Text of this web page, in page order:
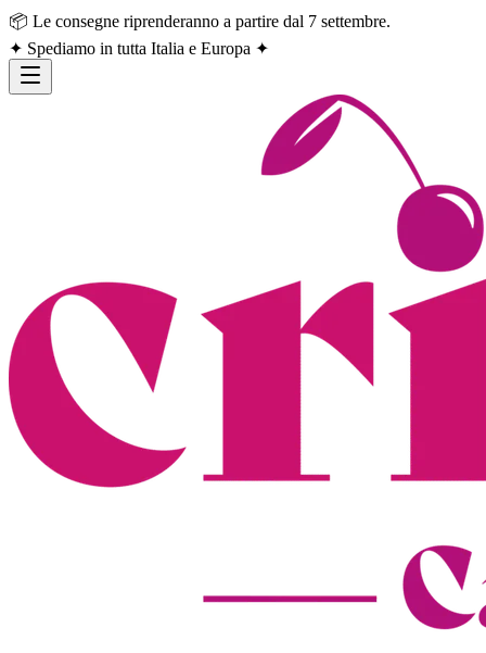
📦 Le consegne riprenderanno a partire dal 7 settembre.
✦ Spediamo in tutta Italia e Europa ✦